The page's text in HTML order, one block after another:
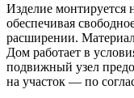
Изделие монтируется
обеспечивая
расширении.
Дом работает в
подвижный узел
на участок — по